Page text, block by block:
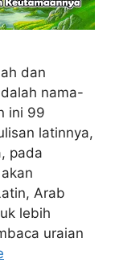
dan
nama-
ini 99
latinnya,
pada
Arab
lebih
uraian